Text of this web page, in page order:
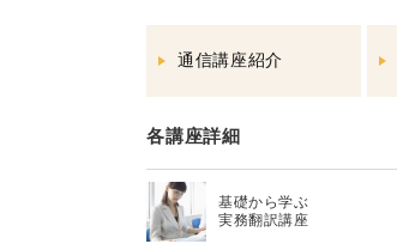
通信講座紹介
各講座詳細
基礎から学ぶ
実務翻訳講座